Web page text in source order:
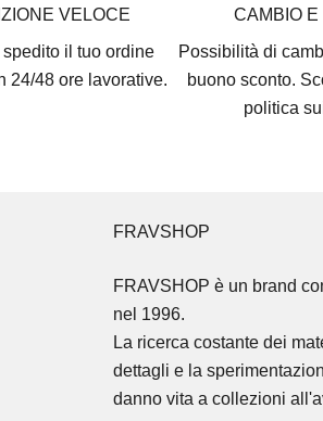
VELOCE
il tuo ordine
24/48 ore lavorative.
CAMBIO
Possibilità di
buono sconto.
politica
FRAVSHOP
FRAVSHOP è un brand
nel 1996.
La ricerca costante dei
dettagli e la
danno vita a collezioni